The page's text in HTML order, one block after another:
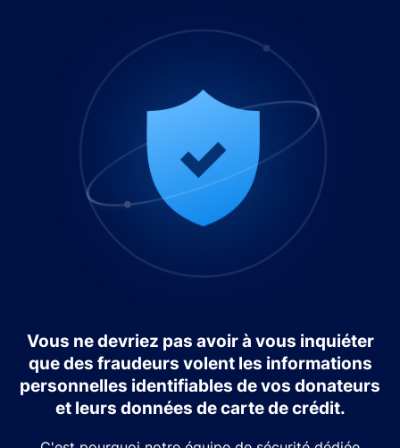
Vous ne devriez pas avoir à vous inquiéter
que des fraudeurs volent les informations
personnelles identifiables de vos donateurs
et leurs données de carte de crédit.